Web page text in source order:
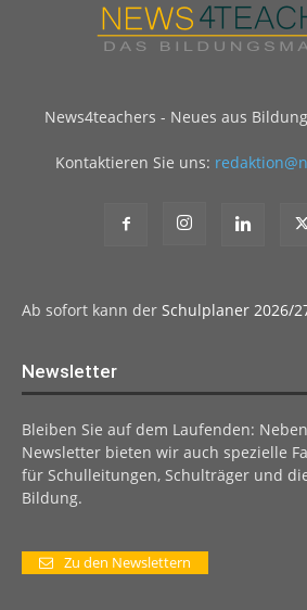
News4teachers - Neues aus
Kontaktieren Sie uns:
Ab sofort kann der Schulplaner 2026/
Newsletter
Bleiben Sie auf dem Laufenden:
Newsletter bieten wir auch spezielle
für Schulleitungen, Schulträger und
Bildung.
Zu den Newslettern